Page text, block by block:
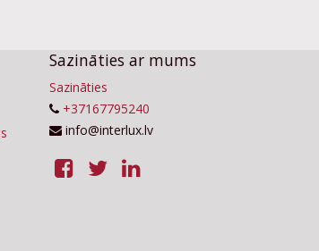
Sazināties ar mums
Sazināties
+37167795240
info@interlux.lv